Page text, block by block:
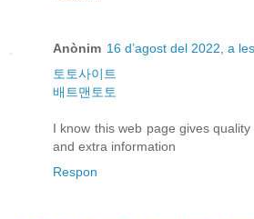
Anònim 16 d’agost del 2022, a
토토사이트
배트맨토토
I know this web page gives
and extra information
Respon